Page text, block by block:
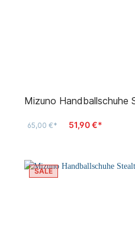
Mizuno Handballschuhe
65,00 €* 51,90 €*
SALE